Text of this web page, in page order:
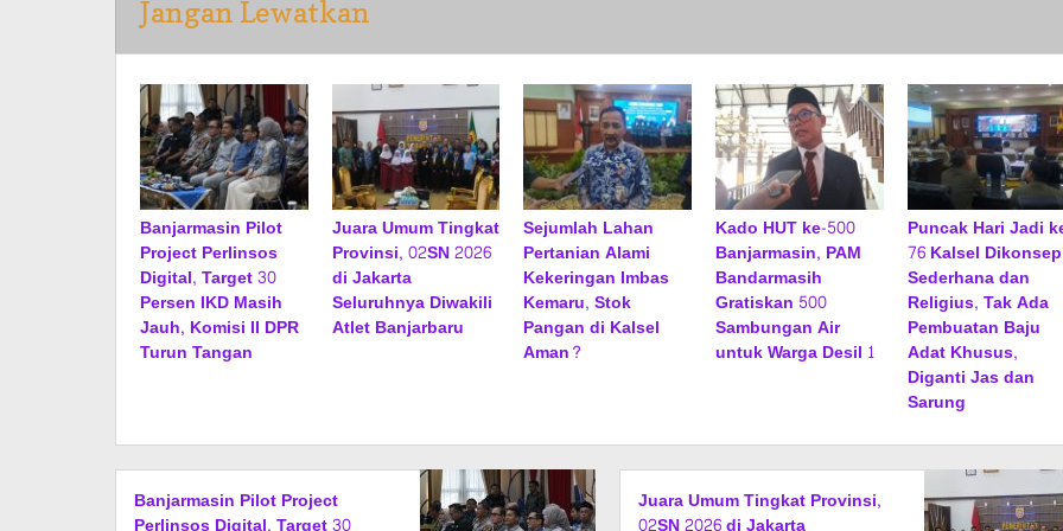
Jangan Lewatkan
Banjarmasin Pilot
Project Perlinsos
Digital, Target 30
Persen IKD Masih
Jauh, Komisi II DPR
Turun Tangan
Juara Umum Tingkat
Provinsi, 02SN 2026
di Jakarta
Seluruhnya Diwakili
Atlet Banjarbaru
Sejumlah Lahan
Pertanian Alami
Kekeringan Imbas
Kemaru, Stok
Pangan di Kalsel
Aman?
Kado HUT ke-500
Banjarmasin, PAM
Bandarmasih
Gratiskan 500
Sambungan Air
untuk Warga Desil 1
Puncak Hari Jadi
76 Kalsel Dikonsep
Sederhana dan
Religius, Tak Ada
Pembuatan Baju
Adat Khusus,
Diganti Jas dan
Sarung
Banjarmasin Pilot Project
Juara Umum Tingkat Provinsi,